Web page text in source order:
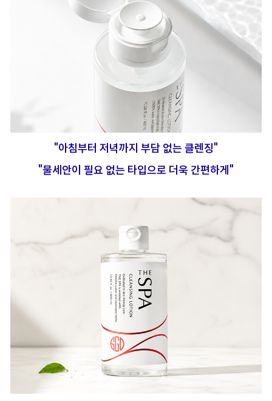
"아침부터 저녁까지 부담 없는 클렌징"
"물세안이 필요 없는 타입으로 더욱 간편하게"